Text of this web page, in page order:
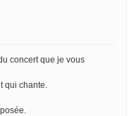
concert que je vous
qui chante.